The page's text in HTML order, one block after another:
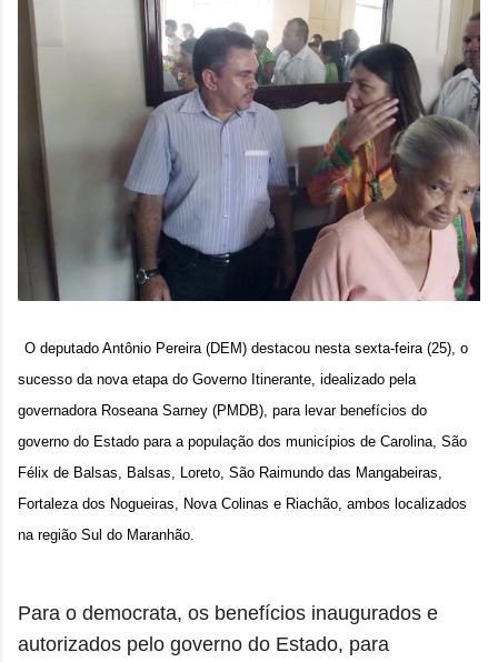
O deputado Antônio Pereira (DEM) destacou nesta sexta-feira (25), o
sucesso da nova etapa do Governo Itinerante, idealizado pela
governadora Roseana Sarney (PMDB), para levar benefícios do
governo do Estado para a população dos municípios de Carolina, São
Félix de Balsas, Balsas, Loreto, São Raimundo das Mangabeiras,
Fortaleza dos Nogueiras, Nova Colinas e Riachão, ambos localizados
na região Sul do Maranhão.
Para o democrata, os benefícios inaugurados e
autorizados pelo governo do Estado, para